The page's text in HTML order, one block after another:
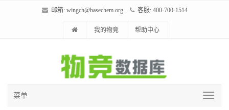
邮箱: wingch@basechem.org 客服: 400-700-1514
我的物竞 帮助中心
菜单